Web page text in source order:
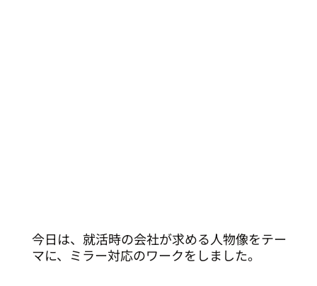
今日は、就活時の会社が求める人物像をテー
マに、ミラー対応のワークをしました。